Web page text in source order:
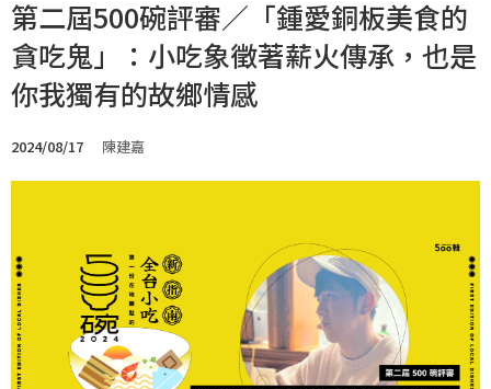
第二屆500碗評審／「鍾愛銅板美食的
貪吃鬼」：小吃象徵著薪火傳承，也是
你我獨有的故鄉情感
2024/08/17 陳建嘉